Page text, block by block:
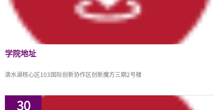
邮编：201306
总机：021-38221153
dafi@sufe.edu.cn
学院地址
滴水湖核心区103国际创新协作区创新魔方三期2号楼
30